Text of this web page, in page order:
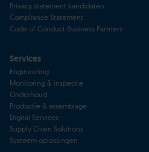
Privacy statement kandidaten
Compliance Statement
Code of Conduct Business Partners
Services
Engineering
Monitoring & inspectie
Onderhoud
Productie & assemblage
Digital Services
Supply Chain Solutions
Systeem oplossingen